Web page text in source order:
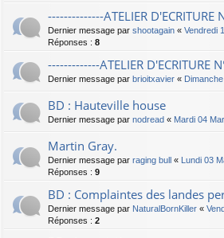
--------------ATELIER D'ECRITURE
Dernier message par shootagain « Vendredi
Réponses : 8
-------------ATELIER D'ECRITURE
Dernier message par brioitxavier «
BD : Hauteville house
Dernier message par nodread « Mardi 04
Martin Gray.
Dernier message par raging bull «
Lundi 03
Réponses : 9
BD : Complaintes des landes
Dernier message par NaturalBornKiller «
Réponses : 2